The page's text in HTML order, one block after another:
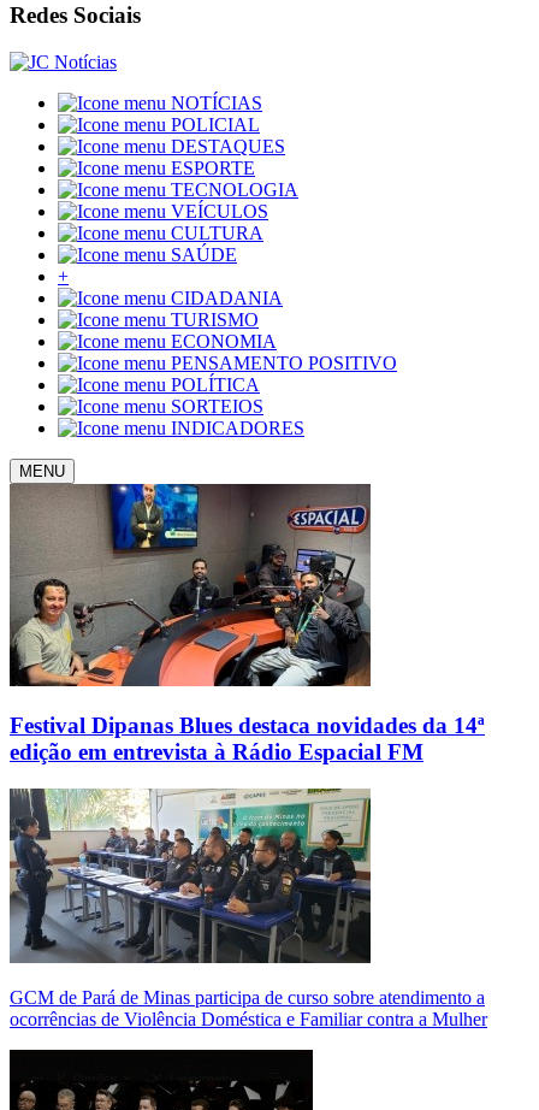
Redes Sociais
NOTÍCIAS
POLICIAL
DESTAQUES
ESPORTE
TECNOLOGIA
VEÍCULOS
CULTURA
SAÚDE
+
CIDADANIA
TURISMO
ECONOMIA
PENSAMENTO POSITIVO
POLÍTICA
SORTEIOS
INDICADORES
MENU
Festival Dipanas Blues destaca novidades da 14ª
edição em entrevista à Rádio Espacial FM
GCM de Pará de Minas participa de curso sobre atendimento a
ocorrências de Violência Doméstica e Familiar contra a Mulher